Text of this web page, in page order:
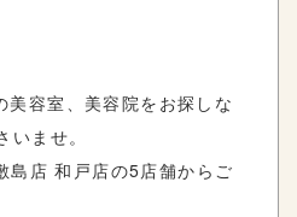
美容室、美容院をお探しな
ませ。
島店 和戸店の5店舗からご